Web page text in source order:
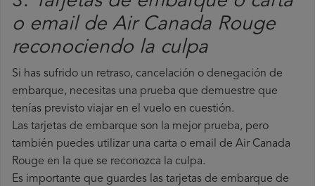
o email de Air Canada Rouge
reconociendo la culpa
Si has sufrido un retraso, cancelación o denegación de
embarque, necesitas una prueba que demuestre que
tenías previsto viajar en el vuelo en cuestión.
Las tarjetas de embarque son la mejor prueba, pero
también puedes utilizar una carta o email de Air Canada
Rouge en la que se reconozca la culpa.
Es importante que guardes las tarjetas de embarque de